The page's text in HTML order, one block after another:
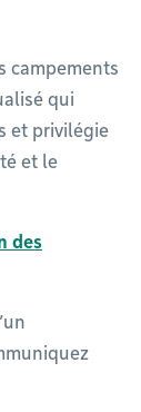
campements
qui
et privilégie
et le
des